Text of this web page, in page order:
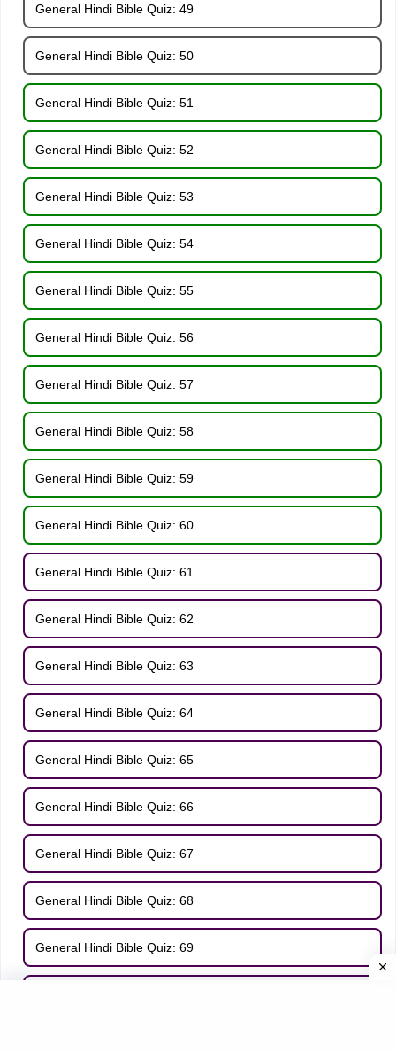
General Hindi Bible Quiz: 49
General Hindi Bible Quiz: 50
General Hindi Bible Quiz: 51
General Hindi Bible Quiz: 52
General Hindi Bible Quiz: 53
General Hindi Bible Quiz: 54
General Hindi Bible Quiz: 55
General Hindi Bible Quiz: 56
General Hindi Bible Quiz: 57
General Hindi Bible Quiz: 58
General Hindi Bible Quiz: 59
General Hindi Bible Quiz: 60
General Hindi Bible Quiz: 61
General Hindi Bible Quiz: 62
General Hindi Bible Quiz: 63
General Hindi Bible Quiz: 64
General Hindi Bible Quiz: 65
General Hindi Bible Quiz: 66
General Hindi Bible Quiz: 67
General Hindi Bible Quiz: 68
General Hindi Bible Quiz: 69